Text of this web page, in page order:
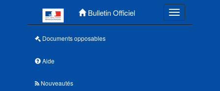
Bulletin Officiel Toggle
Documents opposables
Aide
Nouveautés